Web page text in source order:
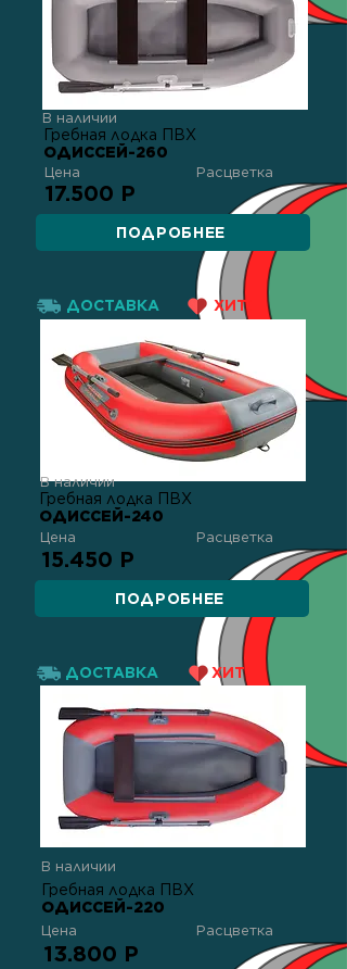
В наличии
Гребная лодка ПВХ
ОДИССЕЙ-260
Цена Расцветка
17.500 Р
ПОДРОБНЕЕ
ДОСТАВКА ХИТ!
В наличии
Гребная лодка ПВХ
ОДИССЕЙ-240
Цена Расцветка
15.450 Р
ПОДРОБНЕЕ
ДОСТАВКА ХИТ!
В наличии
Гребная лодка ПВХ
ОДИССЕЙ-220
Цена Расцветка
13.800 Р